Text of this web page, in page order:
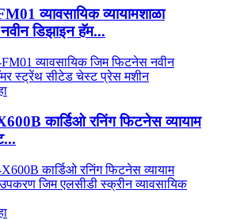
व्यावसायिक व्यायामशाळा
डिझाइन हॅम...
कार्डिओ रनिंग फिटनेस व्यायाम